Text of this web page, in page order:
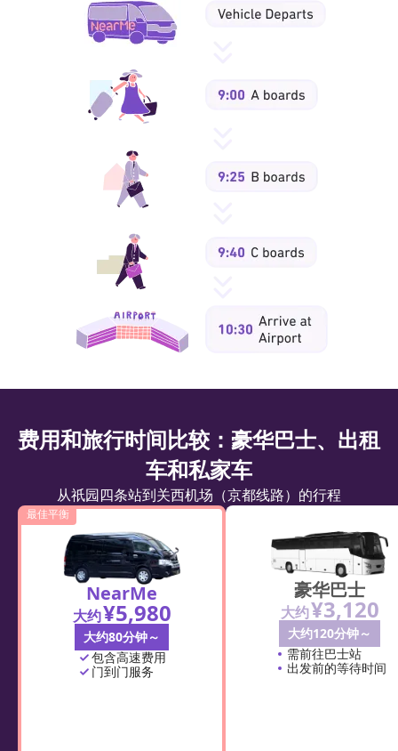
费用和旅行时间比较：豪华巴士、出租
车和私家车
从祇园四条站到关西机场（京都线路）的行程
最佳平衡
NearMe
大约¥5,980
大约80分钟～
包含高速费用
门到门服务
豪华巴士
大约¥3,120
大约120分钟～
需前往巴士站
出发前的等待时间